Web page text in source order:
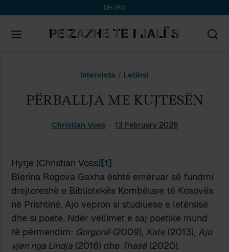
DHURO
Intervista / Letërsi
PËRBALLJA ME KUJTESËN
Christian Voss 13 February 2026
Hyrje (Christian Voss)[1]
Blerina Rogova Gaxha është emëruar së fundmi
drejtoreshë e Bibliotekës Kombëtare të Kosovës
në Prishtinë. Ajo vepron si studiuese e letërsisë
dhe si poete. Ndër vëllimet e saj poetike mund
të përmendim: Gorgonë (2009), Kate (2013), Ajo
vjen nga Lindja (2016) dhe Thasë (2020).